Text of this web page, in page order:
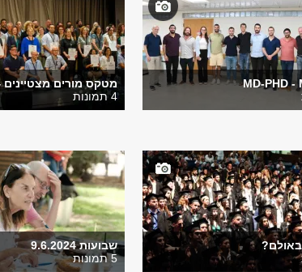
MD-PHD -
מטקס מורים מצטיינים 9.7.2024
4 תמונות
שבועות 9.6.2024
5 תמונות